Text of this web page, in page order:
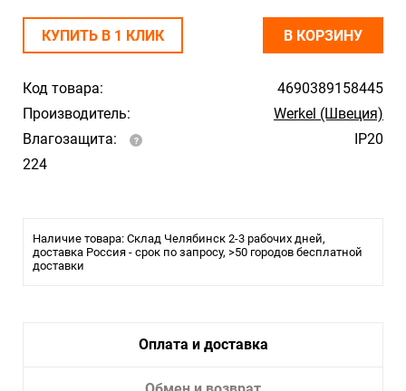
Код товара:
4690389158445
Производитель:
Werkel (Швеция)
Влагозащита:
IP20
224
Наличие товара: Склад Челябинск 2-3 рабочих дней,
доставка Россия - срок по запросу, >50 городов бесплатной
доставки
КУПИТЬ В 1 КЛИК В КОРЗИНУ
Оплата и доставка